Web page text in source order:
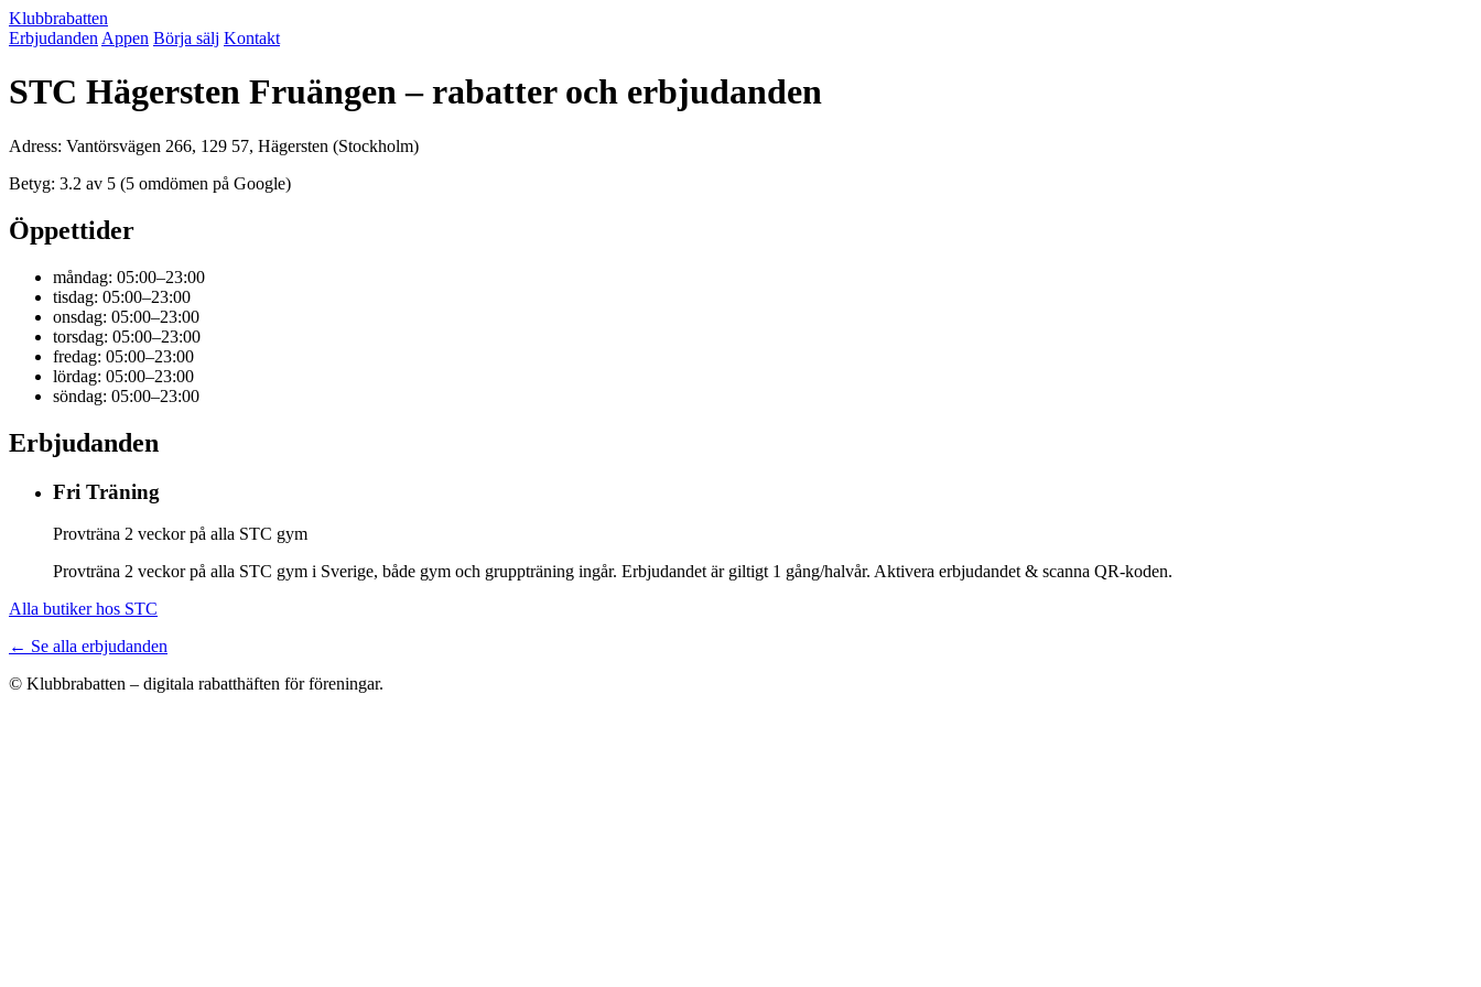
Klubbrabatten
Erbjudanden Appen Börja sälj Kontakt
STC Hägersten Fruängen – rabatter och erbjudanden
Adress: Vantörsvägen 266, 129 57, Hägersten (Stockholm)
Betyg: 3.2 av 5 (5 omdömen på Google)
Öppettider
måndag: 05:00–23:00
tisdag: 05:00–23:00
onsdag: 05:00–23:00
torsdag: 05:00–23:00
fredag: 05:00–23:00
lördag: 05:00–23:00
söndag: 05:00–23:00
Erbjudanden
Fri Träning
Provträna 2 veckor på alla STC gym
Provträna 2 veckor på alla STC gym i Sverige, både gym och gruppträning ingår. Erbjudandet är giltigt 1 gång/halvår. Aktivera erbjudandet & scanna QR-koden.
Alla butiker hos STC
← Se alla erbjudanden
© Klubbrabatten – digitala rabatthäften för föreningar.